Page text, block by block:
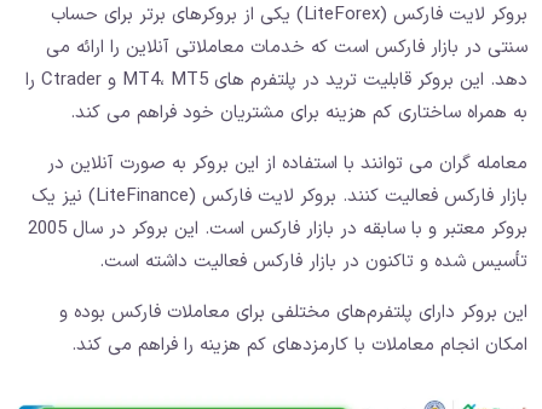
بروکر لایت فارکس (LiteForex) یکی از بروکرهای برتر برای حساب
سنتی در بازار فارکس است که خدمات معاملاتی آنلاین را ارائه می
‌دهد. این بروکر قابلیت ترید در پلتفرم‌ های MT4، MT5 و Ctrader را
به همراه ساختاری کم‌ هزینه برای مشتریان خود فراهم می ‌کند.
معامله گران می ‌توانند با استفاده از این بروکر به صورت آنلاین در
بازار فارکس فعالیت کنند. بروکر لایت فارکس (LiteFinance) نیز یک
بروکر معتبر و با سابقه در بازار فارکس است. این بروکر در سال 2005
تأسیس شده و تاکنون در بازار فارکس فعالیت داشته است.
این بروکر دارای پلتفرم‌های مختلفی برای معاملات فارکس بوده و
امکان انجام معاملات با کارمزدهای کم هزینه را فراهم می ‌کند.